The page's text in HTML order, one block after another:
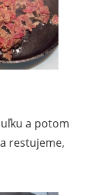
a potom
restujeme,